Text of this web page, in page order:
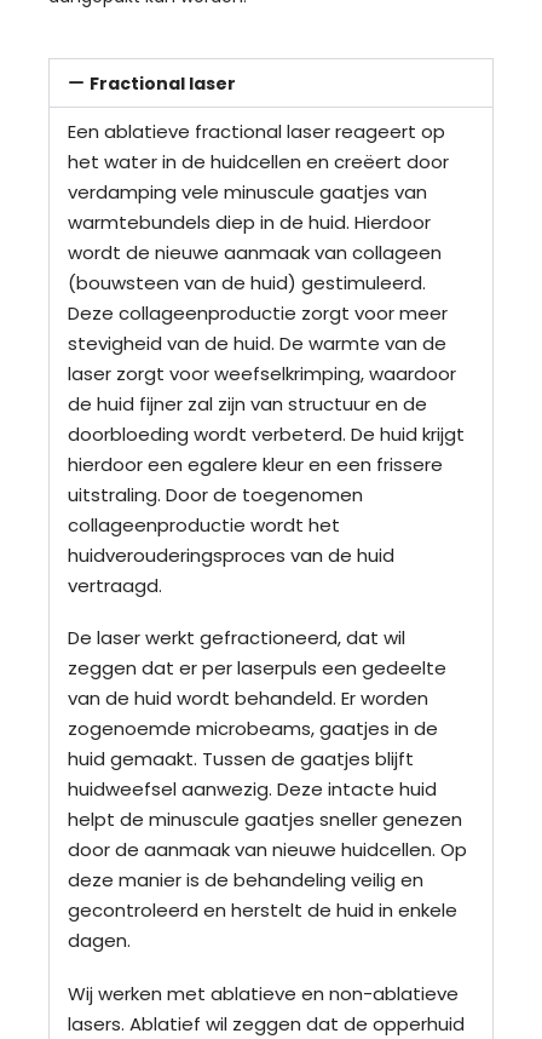
Fractional laser
Een ablatieve fractional laser reageert op
het water in de huidcellen en creëert door
verdamping vele minuscule gaatjes van
warmtebundels diep in de huid. Hierdoor
wordt de nieuwe aanmaak van collageen
(bouwsteen van de huid) gestimuleerd.
Deze collageenproductie zorgt voor meer
stevigheid van de huid. De warmte van de
laser zorgt voor weefselkrimping, waardoor
de huid fijner zal zijn van structuur en de
doorbloeding wordt verbeterd. De huid krijgt
hierdoor een egalere kleur en een frissere
uitstraling. Door de toegenomen
collageenproductie wordt het
huidverouderingsproces van de huid
vertraagd.
De laser werkt gefractioneerd, dat wil
zeggen dat er per laserpuls een gedeelte
van de huid wordt behandeld. Er worden
zogenoemde microbeams, gaatjes in de
huid gemaakt. Tussen de gaatjes blijft
huidweefsel aanwezig. Deze intacte huid
helpt de minuscule gaatjes sneller genezen
door de aanmaak van nieuwe huidcellen. Op
deze manier is de behandeling veilig en
gecontroleerd en herstelt de huid in enkele
dagen.
Wij werken met ablatieve en non-ablatieve
lasers. Ablatief wil zeggen dat de opperhuid